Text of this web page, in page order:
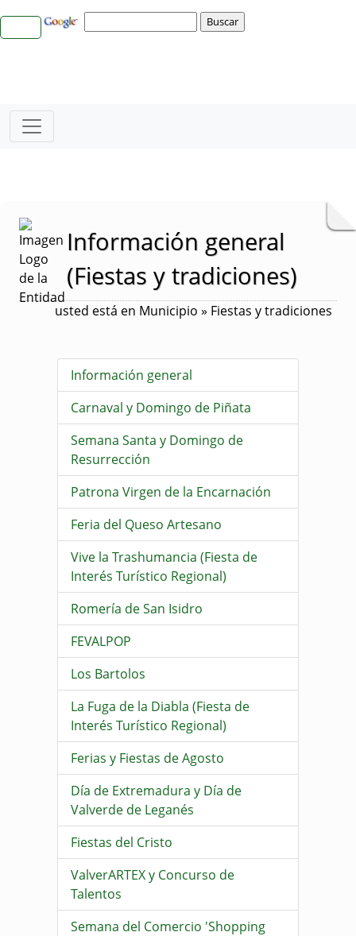
Información general
(Fiestas y tradiciones)
usted está en Municipio » Fiestas y tradiciones
Información general
Carnaval y Domingo de Piñata
Semana Santa y Domingo de
Resurrección
Patrona Virgen de la Encarnación
Feria del Queso Artesano
Vive la Trashumancia (Fiesta de
Interés Turístico Regional)
Romería de San Isidro
FEVALPOP
Los Bartolos
La Fuga de la Diabla (Fiesta de
Interés Turístico Regional)
Ferias y Fiestas de Agosto
Día de Extremadura y Día de
Valverde de Leganés
Fiestas del Cristo
ValverARTEX y Concurso de
Talentos
Semana del Comercio 'Shopping